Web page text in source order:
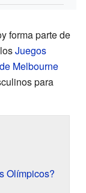
forma parte de
Juegos
Melbourne
para
Olímpicos?